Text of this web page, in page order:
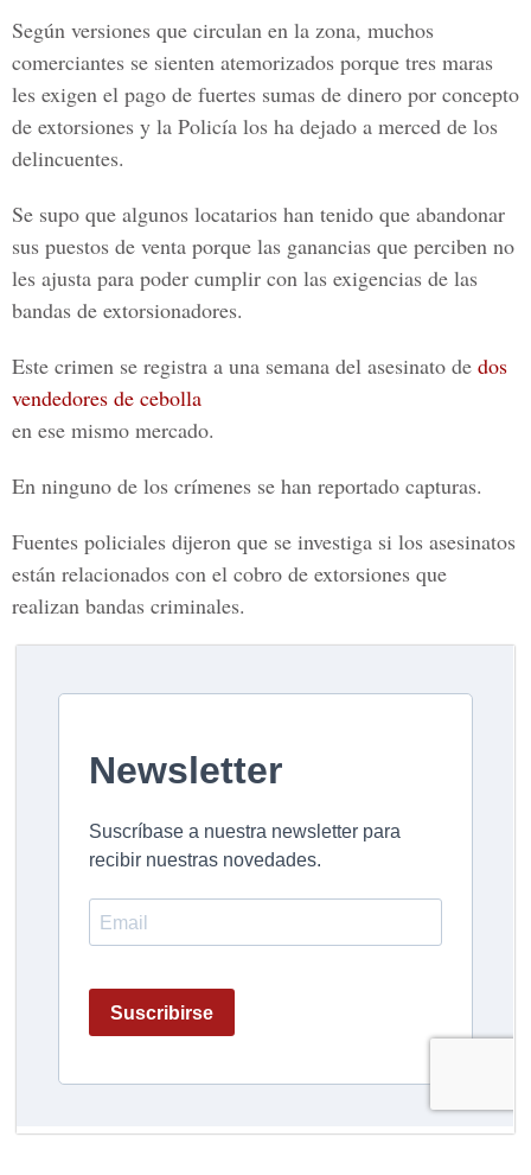
Según versiones que circulan en la zona, muchos
comerciantes se sienten atemorizados porque tres maras
les exigen el pago de fuertes sumas de dinero por concepto
de extorsiones y la Policía los ha dejado a merced de los
delincuentes.
Se supo que algunos locatarios han tenido que abandonar
sus puestos de venta porque las ganancias que perciben no
les ajusta para poder cumplir con las exigencias de las
bandas de extorsionadores.
Este crimen se registra a una semana del asesinato de dos
vendedores de cebolla
en ese mismo mercado.
En ninguno de los crímenes se han reportado capturas.
Fuentes policiales dijeron que se investiga si los asesinatos
están relacionados con el cobro de extorsiones que
realizan bandas criminales.